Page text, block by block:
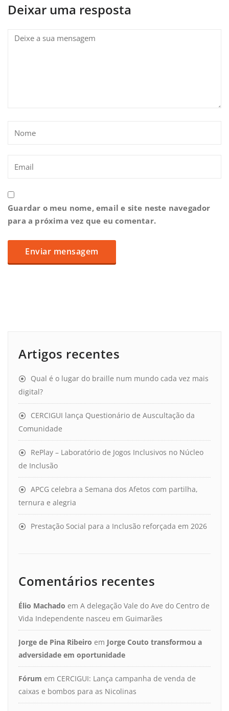
Deixar uma resposta
Guardar o meu nome, email e site neste navegador
para a próxima vez que eu comentar.
Artigos recentes
Qual é o lugar do braille num mundo cada vez mais
digital?
CERCIGUI lança Questionário de Auscultação da
Comunidade
RePlay – Laboratório de Jogos Inclusivos no Núcleo
de Inclusão
APCG celebra a Semana dos Afetos com partilha,
ternura e alegria
Prestação Social para a Inclusão reforçada em 2026
Comentários recentes
Élio Machado em A delegação Vale do Ave do Centro de
Vida Independente nasceu em Guimarães
Jorge de Pina Ribeiro em Jorge Couto transformou a
adversidade em oportunidade
Fórum em CERCIGUI: Lança campanha de venda de
caixas e bombos para as Nicolinas